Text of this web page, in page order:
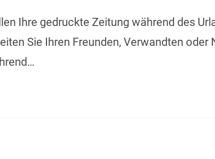
Ihre gedruckte Zeitung während des
Sie Ihren Freunden, Verwandten oder